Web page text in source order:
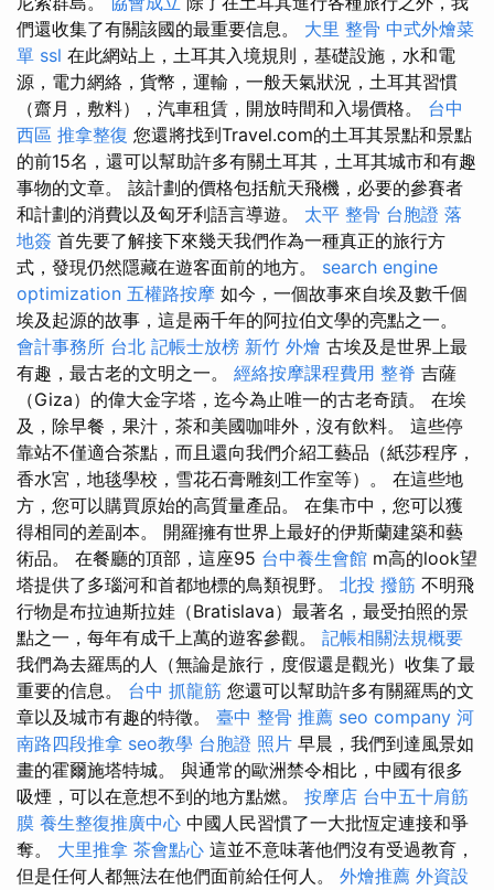
們還收集了有關該國的最重要信息。 大里 整骨 中式外燴菜
單 ssl 在此網站上，土耳其入境規則，基礎設施，水和電
源，電力網絡，貨幣，運輸，一般天氣狀況，土耳其習慣
（齋月，敷料），汽車租賃，開放時間和入場價格。 台中
西區 推拿整復 您還將找到Travel.com的土耳其景點和景點
的前15名，還可以幫助許多有關土耳其，土耳其城市和有趣
事物的文章。 該計劃的價格包括航天飛機，必要的參賽者
和計劃的消費以及匈牙利語言導遊。 太平 整骨 台胞證 落
地簽 首先要了解接下來幾天我們作為一種真正的旅行方
式，發現仍然隱藏在遊客面前的地方。 search engine
optimization 五權路按摩 如今，一個故事來自埃及數千個
埃及起源的故事，這是兩千年的阿拉伯文學的亮點之一。
會計事務所 台北 記帳士放榜 新竹 外燴 古埃及是世界上最
有趣，最古老的文明之一。 經絡按摩課程費用 整脊 吉薩
（Giza）的偉大金字塔，迄今為止唯一的古老奇蹟。 在埃
及，除早餐，果汁，茶和美國咖啡外，沒有飲料。 這些停
靠站不僅適合茶點，而且還向我們介紹工藝品（紙莎程序，
香水宮，地毯學校，雪花石膏雕刻工作室等）。 在這些地
方，您可以購買原始的高質量產品。 在集市中，您可以獲
得相同的差副本。 開羅擁有世界上最好的伊斯蘭建築和藝
術品。 在餐廳的頂部，這座95 台中養生會館 m高的look望
塔提供了多瑙河和首都地標的鳥類視野。 北投 撥筋 不明飛
行物是布拉迪斯拉娃（Bratislava）最著名，最受拍照的景
點之一，每年有成千上萬的遊客參觀。 記帳相關法規概要
我們為去羅馬的人（無論是旅行，度假還是觀光）收集了最
重要的信息。 台中 抓龍筋 您還可以幫助許多有關羅馬的文
章以及城市有趣的特徵。 臺中 整骨 推薦 seo company 河
南路四段推拿 seo教學 台胞證 照片 早晨，我們到達風景如
畫的霍爾施塔特城。 與通常的歐洲禁令相比，中國有很多
吸煙，可以在意想不到的地方點燃。 按摩店 台中五十肩筋
膜 養生整復推廣中心 中國人民習慣了一大批恆定連接和爭
奪。 大里推拿 茶會點心 這並不意味著他們沒有受過教育，
但是任何人都無法在他們面前給任何人。 外燴推薦 外資設